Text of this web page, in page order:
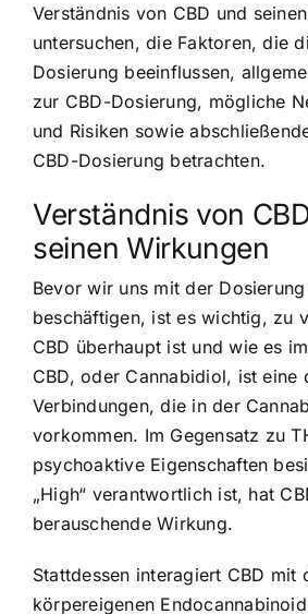
Verständnis von CBD und
untersuchen, die Faktoren, die
Dosierung beeinflussen,
zur CBD-Dosierung, mögliche
und Risiken sowie
CBD-Dosierung betrachten.
Verständnis von
seinen Wirkungen
Bevor wir uns mit der
beschäftigen, ist es wichtig, zu
CBD überhaupt ist und wie es
CBD, oder Cannabidiol, ist eine
Verbindungen, die in der
vorkommen. Im Gegensatz zu
psychoaktive Eigenschaften
„High“ verantwortlich ist, hat
berauschende Wirkung.
Stattdessen interagiert CBD mit
körpereigenen